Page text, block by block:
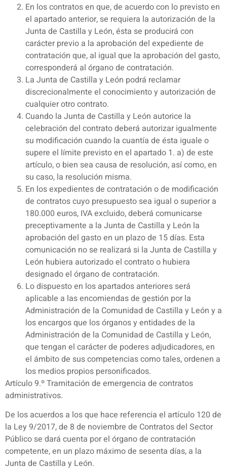
En los contratos en que, de acuerdo con lo previsto en
el apartado anterior, se requiera la autorización de la
Junta de Castilla y León, ésta se producirá con
carácter previo a la aprobación del expediente de
contratación que, al igual que la aprobación del gasto,
corresponderá al órgano de contratación.
La Junta de Castilla y León podrá reclamar
discrecionalmente el conocimiento y autorización de
cualquier otro contrato.
Cuando la Junta de Castilla y León autorice la
celebración del contrato deberá autorizar igualmente
su modificación cuando la cuantía de ésta iguale o
supere el límite previsto en el apartado 1. a) de este
artículo, o bien sea causa de resolución, así como, en
su caso, la resolución misma.
En los expedientes de contratación o de modificación
de contratos cuyo presupuesto sea igual o superior a
180.000 euros, IVA excluido, deberá comunicarse
preceptivamente a la Junta de Castilla y León la
aprobación del gasto en un plazo de 15 días. Esta
comunicación no se realizará si la Junta de Castilla y
León hubiera autorizado el contrato o hubiera
designado el órgano de contratación.
Lo dispuesto en los apartados anteriores será
aplicable a las encomiendas de gestión por la
Administración de la Comunidad de Castilla y León y a
los encargos que los órganos y entidades de la
Administración de la Comunidad de Castilla y León,
que tengan el carácter de poderes adjudicadores, en
el ámbito de sus competencias como tales, ordenen a
los medios propios personificados.
Artículo 9.º Tramitación de emergencia de contratos
administrativos.
De los acuerdos a los que hace referencia el artículo 120 de
la Ley 9/2017, de 8 de noviembre de Contratos del Sector
Público se dará cuenta por el órgano de contratación
competente, en un plazo máximo de sesenta días, a la
Junta de Castilla y León.